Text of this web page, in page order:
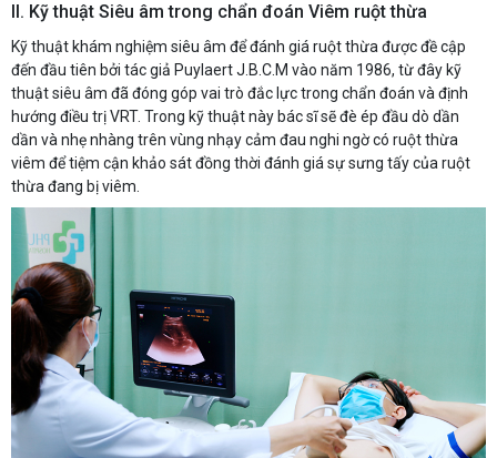
II. Kỹ thuật Siêu âm trong chẩn đoán Viêm ruột thừa
Kỹ thuật khám nghiệm siêu âm để đánh giá ruột thừa được đề cập
đến đầu tiên bởi tác giả Puylaert J.B.C.M vào năm 1986, từ đây kỹ
thuật siêu âm đã đóng góp vai trò đắc lực trong chẩn đoán và định
hướng điều trị VRT. Trong kỹ thuật này bác sĩ sẽ đè ép đầu dò dần
dần và nhẹ nhàng trên vùng nhạy cảm đau nghi ngờ có ruột thừa
viêm để tiệm cận khảo sát đồng thời đánh giá sự sưng tấy của ruột
thừa đang bị viêm.